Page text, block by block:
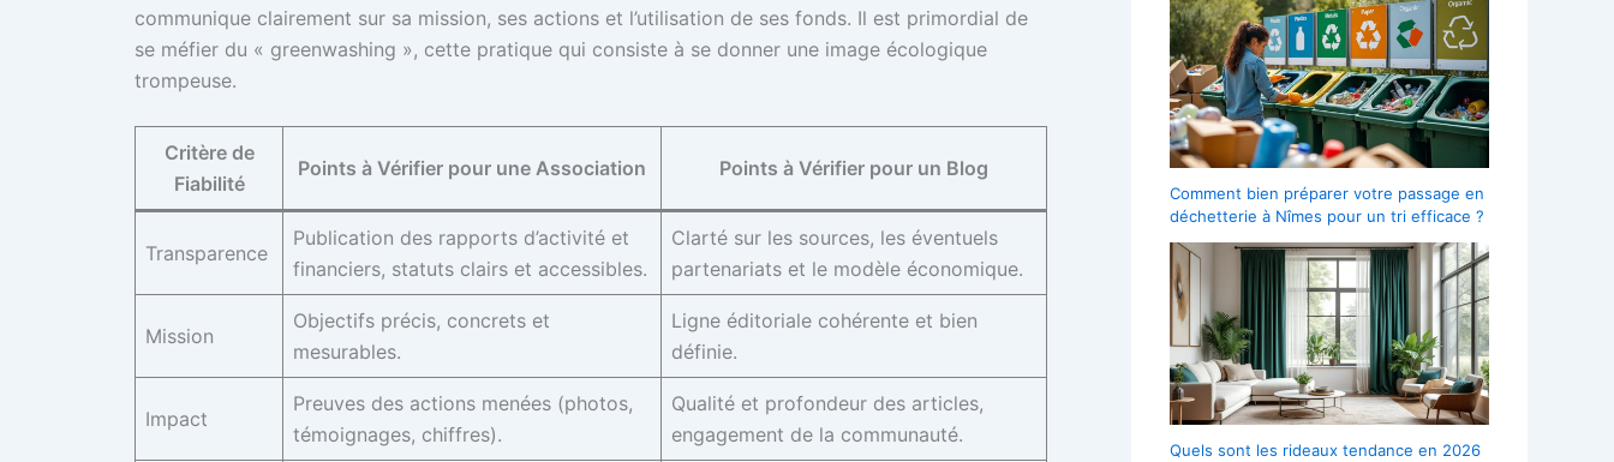
communique clairement sur sa mission, ses actions et l’utilisation de ses fonds. Il est primordial de
se méfier du « greenwashing », cette pratique qui consiste à se donner une image écologique
trompeuse.
Critère de
Fiabilité
Points à Vérifier pour une Association Points à Vérifier pour un Blog
Transparence
Publication des rapports d’activité et
financiers, statuts clairs et accessibles.
Clarté sur les sources, les éventuels
partenariats et le modèle économique.
Mission
Objectifs précis, concrets et
mesurables.
Ligne éditoriale cohérente et bien
définie.
Impact
Preuves des actions menées (photos,
témoignages, chiffres).
Qualité et profondeur des articles,
engagement de la communauté.
Comment bien préparer votre passage en
déchetterie à Nîmes pour un tri efficace ?
Quels sont les rideaux tendance en 2026